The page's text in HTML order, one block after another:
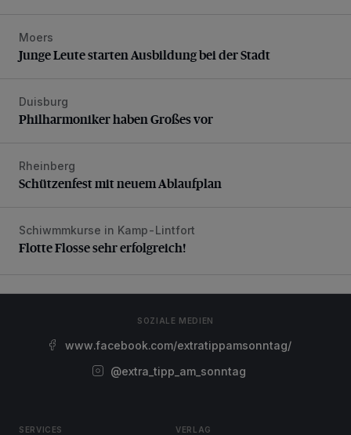
Junge Leute starten Ausbildung bei der Stadt
Moers
Junge Leute starten Ausbildung bei der Stadt
Philharmoniker haben Großes vor
Duisburg
Philharmoniker haben Großes vor
Schützenfest mit neuem Ablaufplan
Rheinberg
Schützenfest mit neuem Ablaufplan
Flotte Flosse sehr erfolgreich!
Schiwmmkurse in Kamp-Lintfort
Flotte Flosse sehr erfolgreich!
SOZIALE MEDIEN
www.facebook.com/extratippamsonntag/
@extra_tipp_am_sonntag
SERVICES VERLAG